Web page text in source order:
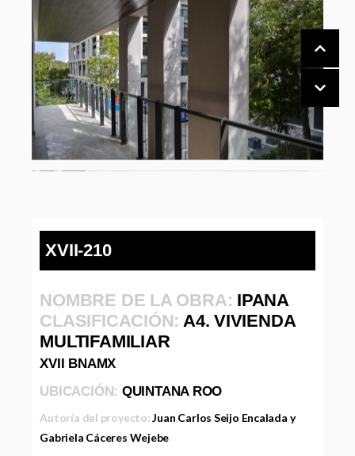
XVII-210
NOMBRE DE LA OBRA: IPANA
CLASIFICACIÓN:A4. VIVIENDA
MULTIFAMILIAR
XVII BNAMX
UBICACIÓN: QUINTANA ROO
Autoría del proyecto:Juan Carlos Seijo Encalada y
Gabriela Cáceres Wejebe